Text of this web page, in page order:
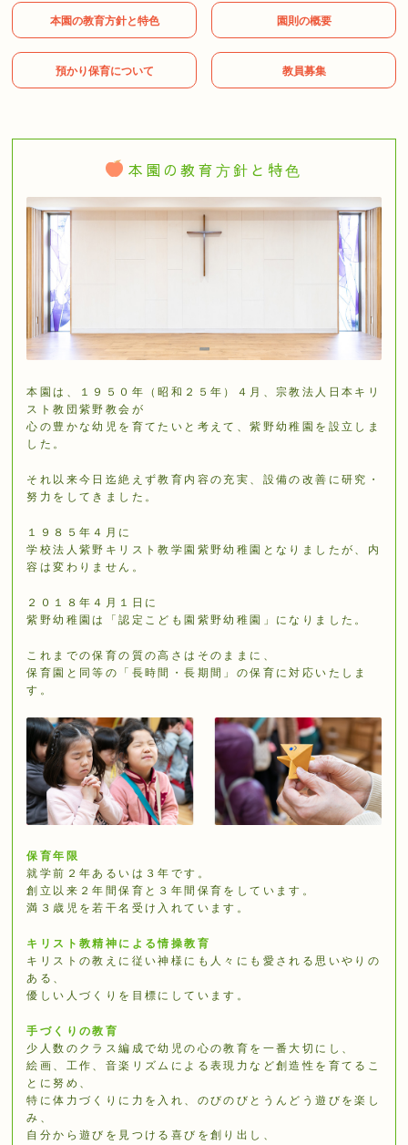
本園の教育⽅針と特⾊ 園則の概要
預かり保育について 教員募集
本園の教育⽅針と特⾊
本園は、１９５０年（昭和２５年）４⽉、宗教法⼈⽇本キリ
スト教団紫野教会が
⼼の豊かな幼児を育てたいと考えて、紫野幼稚園を設⽴しま
した。
それ以来今⽇迄絶えず教育内容の充実、設備の改善に研究・
努⼒をしてきました。
１９８５年４⽉に
学校法⼈紫野キリスト教学園紫野幼稚園となりましたが、内
容は変わりません。
２０１８年４⽉１⽇に
紫野幼稚園は「認定こども園紫野幼稚園」になりました。
これまでの保育の質の⾼さはそのままに、
保育園と同等の「⻑時間・⻑期間」の保育に対応いたしま
す。
保育年限
就学前２年あるいは３年です。
創⽴以来２年間保育と３年間保育をしています。
満３歳児を若⼲名受け⼊れています。
キリスト教精神による情操教育
キリストの教えに従い神様にも⼈々にも愛される思いやりの
ある、
優しい⼈づくりを⽬標にしています。
手づくりの教育
少⼈数のクラス編成で幼児の⼼の教育を⼀番⼤切にし、
絵画、⼯作、⾳楽リズムによる表現⼒など創造性を育てるこ
とに努め、
特に体⼒づくりに⼒を⼊れ、のびのびとうんどう遊びを楽し
み、
⾃分から遊びを⾒つける喜びを創り出し、